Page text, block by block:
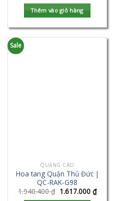
Thêm vào giỏ hàng
Sale
QUẢNG CÁO
Hoa tang Quận Thủ Đức |
QC-RAK-G98
1.940.400₫ 1.617.000 ₫